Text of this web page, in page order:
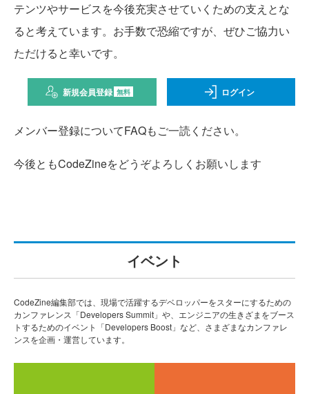
テンツやサービスを今後充実させていくための支えとな
ると考えています。お手数で恐縮ですが、ぜひご協力い
ただけると幸いです。
新規会員登録 無料 ログイン
メンバー登録についてFAQもご一読ください。
今後ともCodeZineをどうぞよろしくお願いします
イベント
CodeZine編集部では、現場で活躍するデベロッパーをスターにするための
カンファレンス「Developers Summit」や、エンジニアの生きざまをブース
トするためのイベント「Developers Boost」など、さまざまなカンファレ
ンスを企画・運営しています。